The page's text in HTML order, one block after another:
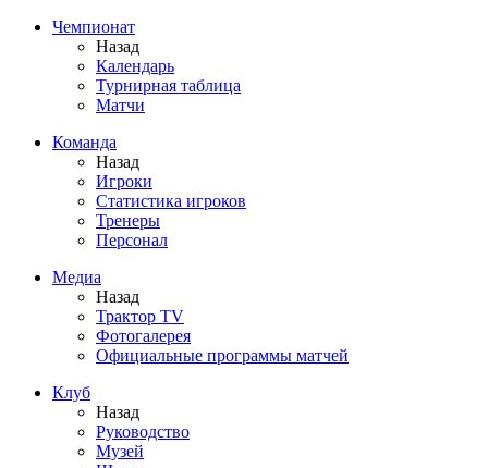
Чемпионат
Назад
Календарь
Турнирная таблица
Матчи
Команда
Назад
Игроки
Статистика игроков
Тренеры
Персонал
Медиа
Назад
Трактор TV
Фотогалерея
Официальные программы матчей
Клуб
Назад
Руководство
Музей